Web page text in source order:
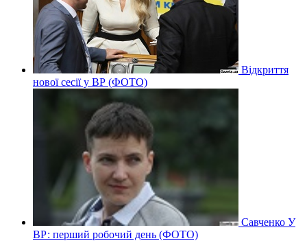
Відкриття
нової сесії у ВР (ФОТО)
Савченко У
ВР: перший робочий день (ФОТО)